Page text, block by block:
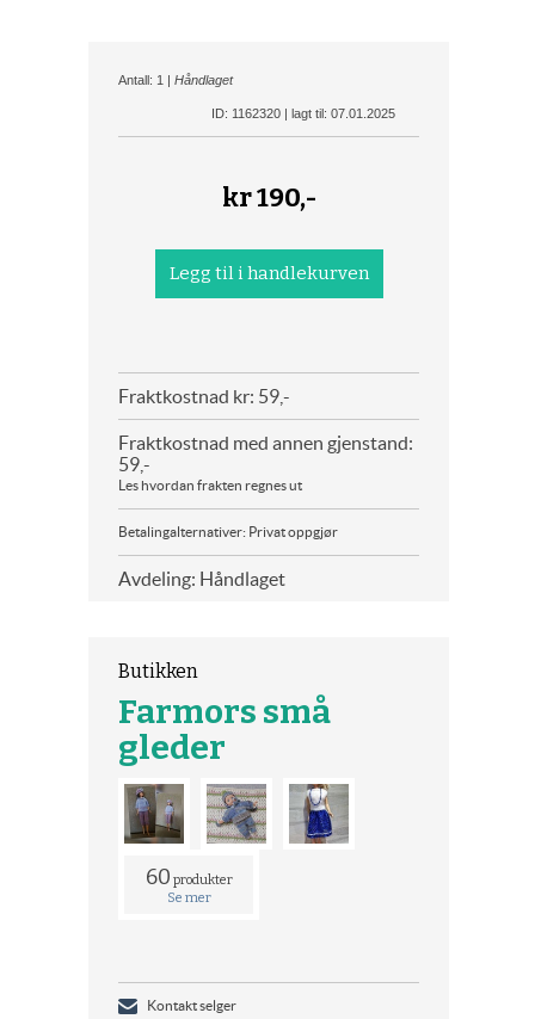
Antall: 1 | Håndlaget
ID: 1162320 | lagt til: 07.01.2025
kr190,-
Fraktkostnad kr: 59,-
Fraktkostnad med annen gjenstand:
59,-
Les hvordan frakten regnes ut
Betalingalternativer: Privat oppgjør
Avdeling: Håndlaget
Butikken
Farmors små
gleder
60 produkter
Se mer
Kontakt selger